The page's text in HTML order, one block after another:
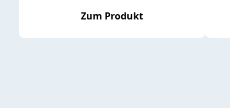
Zum Produkt